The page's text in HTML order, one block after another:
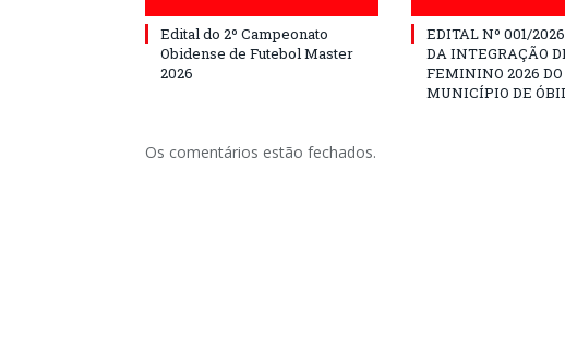
Edital do 2º Campeonato
Obidense de Futebol Master
2026
EDITAL Nº 001/
DA INTEGRAÇÃO
FEMININO 2026 DO
MUNICÍPIO DE
Os comentários estão fechados.